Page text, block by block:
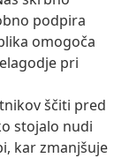
podpira
omogoča
pri
ščiti pred
stojalo nudi
kar zmanjšuje